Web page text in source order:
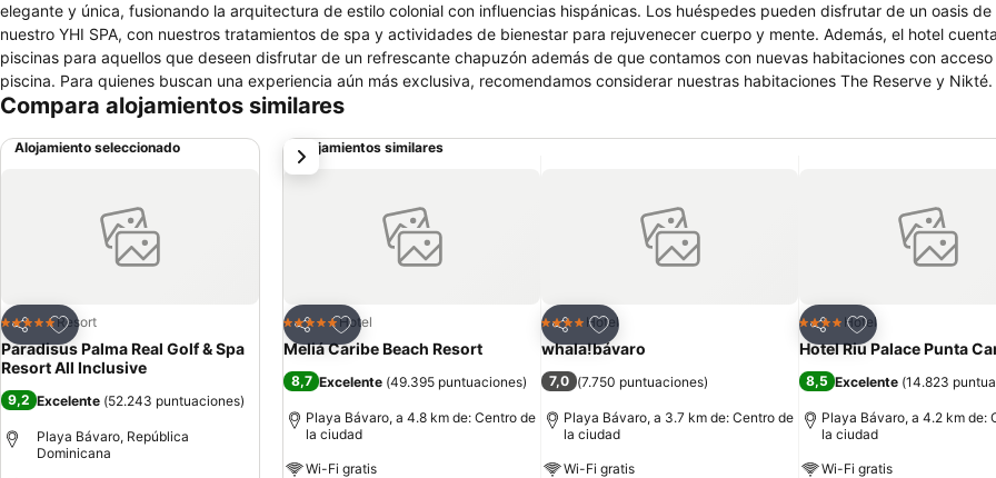
elegante y única, fusionando la arquitectura de estilo colonial con influencias hispánicas. Los huéspedes pueden disfrutar de un oasis de relajación en
nuestro YHI SPA, con nuestros tratamientos de spa y actividades de bienestar para rejuvenecer cuerpo y mente. Además, el hotel
piscinas para aquellos que deseen disfrutar de un refrescante chapuzón además de que contamos con nuevas habitaciones con
piscina. Para quienes buscan una experiencia aún más exclusiva, recomendamos considerar nuestras habitaciones The Reserve y Nikté. Estas
habitaciones ofrecen beneficios exclusivos y servicios diseñados para mimar a nuestros huéspedes. Nuestros huéspedes hospedados en The
emocionante paseo en catamarán.
Compara alojamientos similares
Alojamiento seleccionado
Compartir
Agregar a favoritos
5 EstrellasResort
Paradisus Palma Real Golf & Spa
Resort All Inclusive
9,2 Excelente (52.243 puntuaciones)
Playa Bávaro, República
Dominicana
Alojamientos similares
Compartir
Agregar a favoritos
5 EstrellasHotel
Meliá Caribe Beach Resort
8,7 Excelente (49.395 puntuaciones)
Playa Bávaro, a 4.8 km de: Centro de
la ciudad
Wi-Fi gratis
Compartir
Agregar a favoritos
4 EstrellasHotel
whala!bávaro
7,0 (7.750 puntuaciones)
Playa Bávaro, a 3.7 km de: Centro de
la ciudad
Wi-Fi gratis
Compartir
Agregar a
4 EstrellasHotel
Hotel Riu Palace Punta
8,5 Excelente (14.823
Playa Bávaro, a 4.2 km de:
la ciudad
Wi-Fi gratis
siguiente